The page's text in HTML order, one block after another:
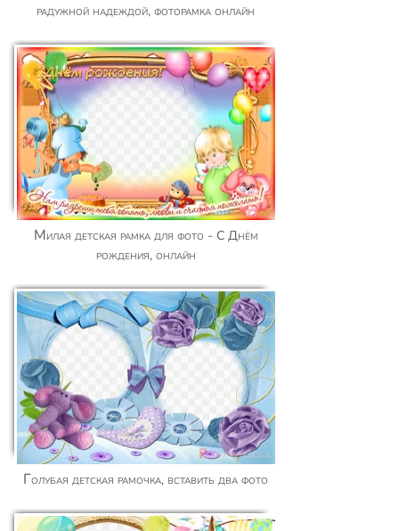
радужной надеждой, фоторамка онлайн
Милая детская рамка для фото - С Днём
рождения, онлайн
Голубая детская рамочка, вставить два фото